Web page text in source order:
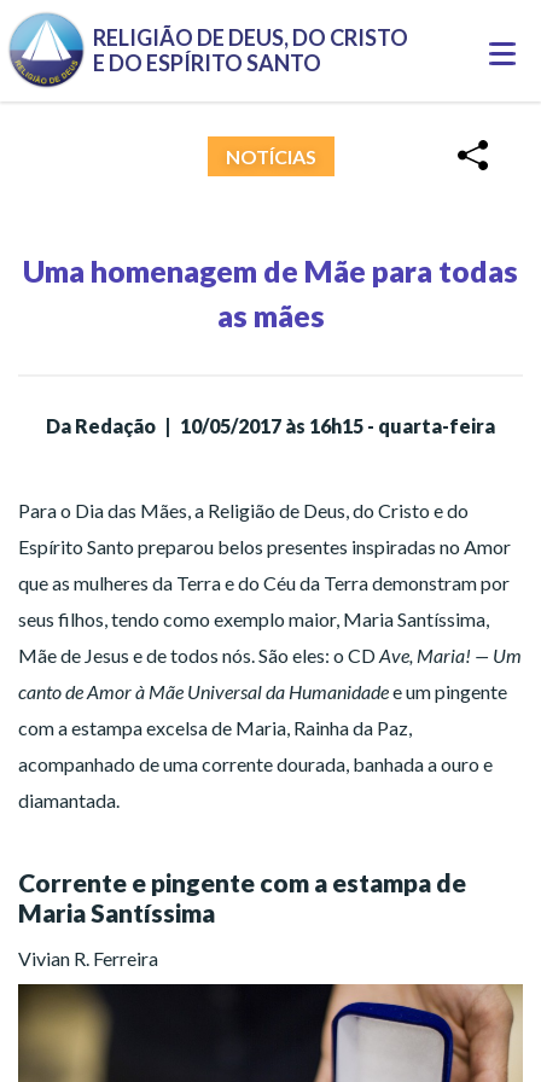
Pular para o conteúdo principal
RELIGIÃO DE DEUS, DO CRISTO
E DO ESPÍRITO SANTO
NOTÍCIAS
Uma homenagem de Mãe para todas
as mães
Da Redação | 10/05/2017 às 16h15 - quarta-feira
Para o Dia das Mães, a Religião de Deus, do Cristo e do
Espírito Santo preparou belos presentes inspiradas no Amor
que as mulheres da Terra e do Céu da Terra demonstram por
seus filhos, tendo como exemplo maior, Maria Santíssima,
Mãe de Jesus e de todos nós. São eles: o CDAve, Maria! — Um
canto de Amor à Mãe Universal da Humanidadee um pingente
com a estampa excelsa de Maria, Rainha da Paz,
acompanhado de uma corrente dourada, banhada a ouro e
diamantada.
Corrente e pingente com a estampa de
Maria Santíssima
Vivian R. Ferreira